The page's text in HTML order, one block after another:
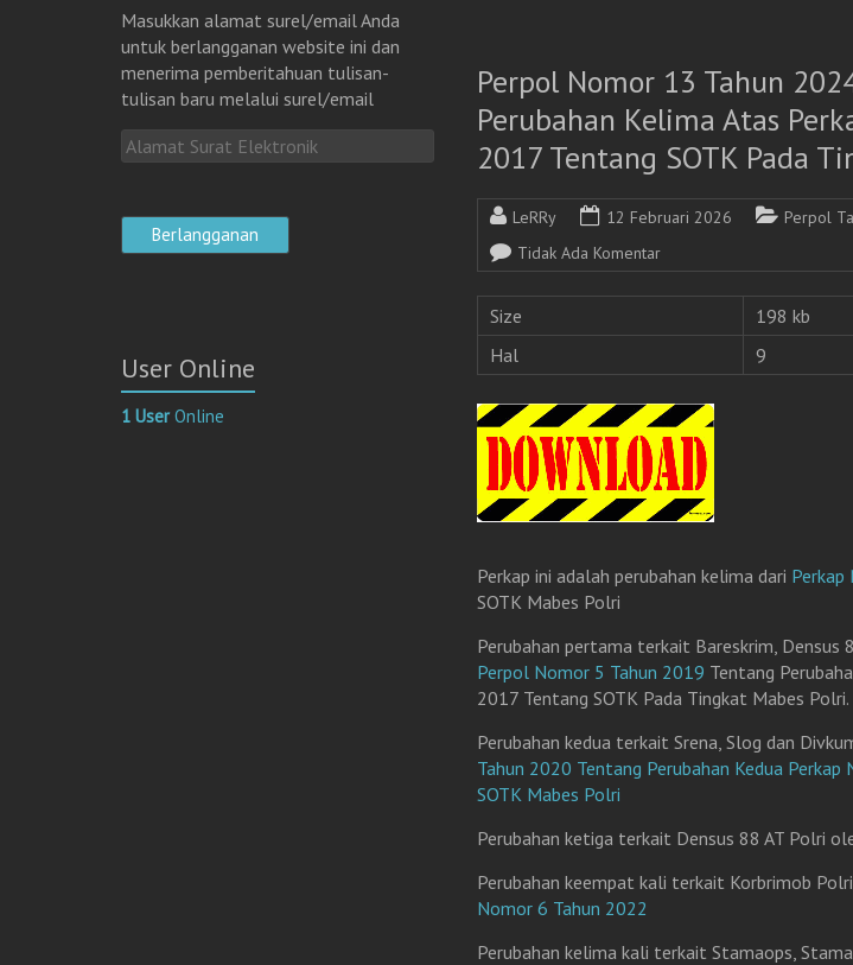
Perpol Nomor 13 Tahun
Perubahan Kelima Atas
2017 Tentang SOTK Pada
LeRRy 12 Februari 2026
Perpol
Tidak Ada Komentar
Size
198 kb
Hal
9
Perkap ini adalah perubahan kelima dari
SOTK Mabes Polri
Perubahan pertama terkait Bareskrim, Densus
Perpol Nomor 5 Tahun 2019 Tentang
2017 Tentang SOTK Pada Tingkat Mabes Polri.
Perubahan kedua terkait Srena, Slog dan
Tahun 2020 Tentang Perubahan Kedua
SOTK Mabes Polri
Perubahan ketiga terkait Densus 88 AT Polri
Perubahan keempat kali terkait Korbrimob
Nomor 6 Tahun 2022
Perubahan kelima kali terkait Stamaops,
Masukkan alamat surel/email Anda
untuk berlangganan website ini dan
menerima pemberitahuan tulisan-
tulisan baru melalui surel/email
A
l
m
a
a
t
E
User Online
1 UserOnline